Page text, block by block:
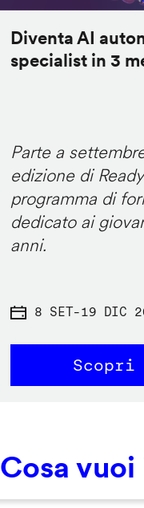
Diventa AI
specialist in 3
Parte a
edizione di
programma di
dedicato ai
anni.
8 SET-19 DIC
Cosa